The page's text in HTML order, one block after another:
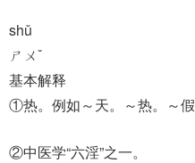
shǔ
ㄕㄨˇ
基本解释
①热。例如～天。～热。～
②中医学“六淫”之一。